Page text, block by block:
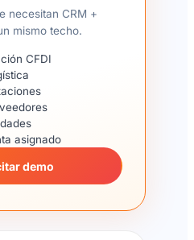
necesitan CRM +
mismo techo.
CFDI
asignado
demo